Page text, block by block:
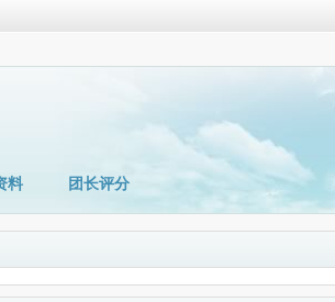
料 团长评分